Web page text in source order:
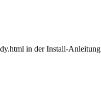
in der Install-Anleitung